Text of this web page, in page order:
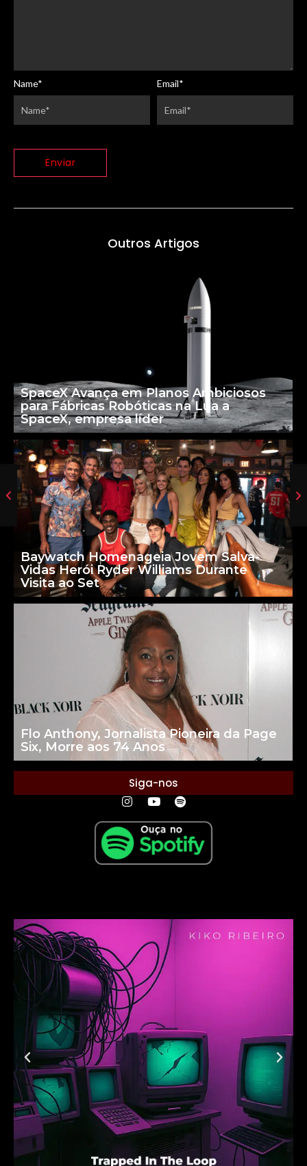
Name* Email*
Outros Artigos
SpaceX Avança em Planos Ambiciosos
para Fábricas Robóticas na Lua a
SpaceX, empresa líder
Baywatch Homenageia Jovem Salva-
Vidas Herói Ryder Williams Durante
Visita ao Set
Flo Anthony, Jornalista Pioneira da Page
Six, Morre aos 74 Anos
Siga-nos